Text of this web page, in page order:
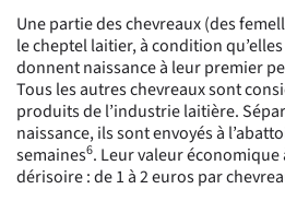
Une partie des chevreaux (des
le cheptel laitier, à condition
donnent naissance à leur premier
Tous les autres chevreaux sont
produits de l’industrie laitière.
naissance, ils sont envoyés à
semaines6. Leur valeur économique
dérisoire : de 1 à 2 euros par